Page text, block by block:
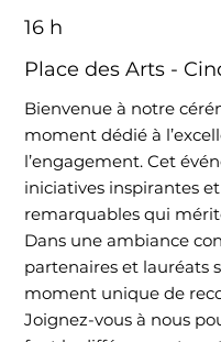
16 h
Place des Arts -
Bienvenue à notre
moment dédié à
l’engagement. Cet
iniciatives inspirantes
remarquables qui
Dans une ambiance
partenaires et lauréats
moment unique de
Joignez-vous à nous